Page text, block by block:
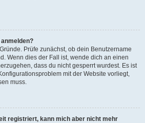
Prüfe zunächst, ob dein Benutzername
Wenn dies der Fall ist, wende dich an einen
dass du nicht gesperrt wurdest. Es ist
mit der Website vorliegt,
muss.
registriert, kann mich aber nicht mehr